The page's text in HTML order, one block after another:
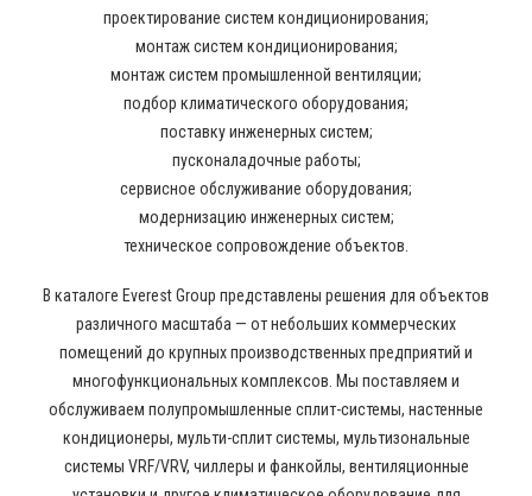
проектирование систем кондиционирования;
монтаж систем кондиционирования;
монтаж систем промышленной вентиляции;
подбор климатического оборудования;
поставку инженерных систем;
пусконаладочные работы;
сервисное обслуживание оборудования;
модернизацию инженерных систем;
техническое сопровождение объектов.
В каталоге Everest Group представлены решения для объектов
различного масштаба — от небольших коммерческих
помещений до крупных производственных предприятий и
многофункциональных комплексов. Мы поставляем и
обслуживаем полупромышленные сплит-системы, настенные
кондиционеры, мульти-сплит системы, мультизональные
системы VRF/VRV, чиллеры и фанкойлы, вентиляционные